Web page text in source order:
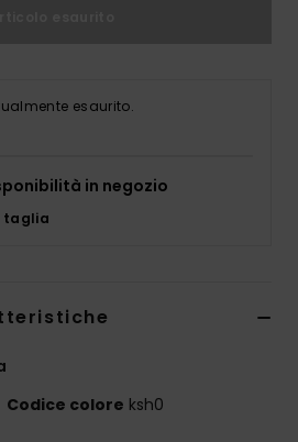
esaurito.
in negozio
taglia
Codice colore ksh0